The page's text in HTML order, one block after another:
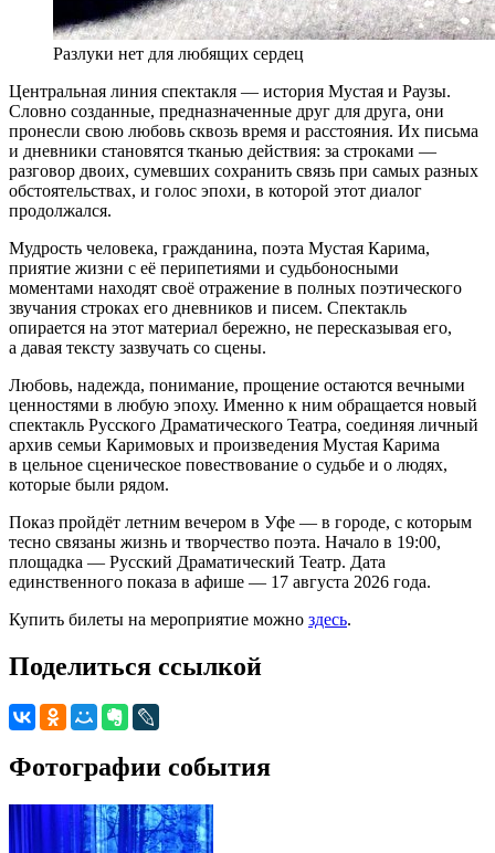
Разлуки нет для любящих сердец
Центральная линия спектакля — история Мустая и Раузы.
Словно созданные, предназначенные друг для друга, они
пронесли свою любовь сквозь время и расстояния. Их письма
и дневники становятся тканью действия: за строками —
разговор двоих, сумевших сохранить связь при самых разных
обстоятельствах, и голос эпохи, в которой этот диалог
продолжался.
Мудрость человека, гражданина, поэта Мустая Карима,
приятие жизни с её перипетиями и судьбоносными
моментами находят своё отражение в полных поэтического
звучания строках его дневников и писем. Спектакль
опирается на этот материал бережно, не пересказывая его,
а давая тексту зазвучать со сцены.
Любовь, надежда, понимание, прощение остаются вечными
ценностями в любую эпоху. Именно к ним обращается новый
спектакль Русского Драматического Театра, соединяя личный
архив семьи Каримовых и произведения Мустая Карима
в цельное сценическое повествование о судьбе и о людях,
которые были рядом.
Показ пройдёт летним вечером в Уфе — в городе, с которым
тесно связаны жизнь и творчество поэта. Начало в 19:00,
площадка — Русский Драматический Театр. Дата
единственного показа в афише — 17 августа 2026 года.
Купить билеты на мероприятие можно здесь.
Поделиться ссылкой
Фотографии события